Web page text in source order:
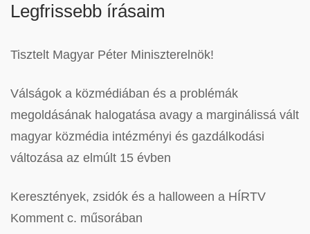
Legfrissebb írásaim
Tisztelt Magyar Péter Miniszterelnök!
Válságok a közmédiában és a problémák
megoldásának halogatása avagy a marginálissá vált
magyar közmédia intézményi és gazdálkodási
változása az elmúlt 15 évben
Keresztények, zsidók és a halloween a HÍRTV
Komment c. műsorában